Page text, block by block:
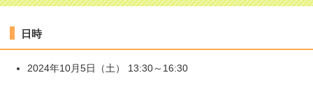
日時
2024年10月5日（土） 13:30～16:30